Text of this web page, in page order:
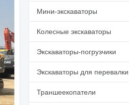
Мини-экскаваторы
Колесные экскаваторы
Экскаваторы-погрузчики
Экскаваторы для перевалки
Траншеекопатели